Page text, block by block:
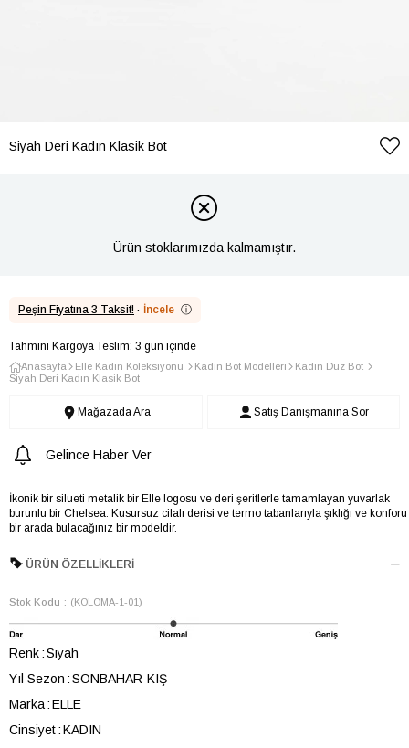
Siyah Deri Kadın Klasik Bot
Ürün stoklarımızda kalmamıştır.
Peşin Fiyatına 3 Taksit! · İncele ⓘ
Tahmini Kargoya Teslim: 3 gün içinde
Anasayfa Elle Kadın Koleksiyonu Kadın Bot Modelleri
Kadın Düz Bot
Siyah Deri Kadın Klasik Bot
Mağazada Ara Satış Danışmanına Sor
Gelince Haber Ver
İkonik bir silueti metalik bir Elle logosu ve deri şeritlerle tamamlayan yuvarlak
burunlu bir Chelsea. Kusursuz cilalı derisi ve termo tabanlarıyla şıklığı ve konforu
bir arada bulacağınız bir modeldir.
ÜRÜN ÖZELLIKLERI
Stok Kodu (KOLOMA-1-01)
Renk Siyah
Yıl Sezon SONBAHAR-KIŞ
Marka ELLE
Cinsiyet KADIN